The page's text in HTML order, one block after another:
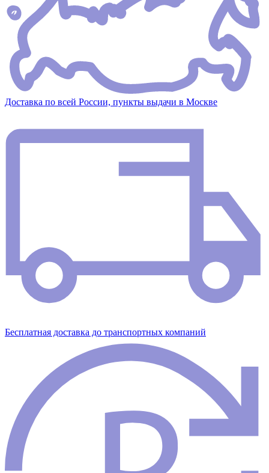
Доставка по всей России, пункты выдачи в Москве
Бесплатная доставка до транспортных компаний